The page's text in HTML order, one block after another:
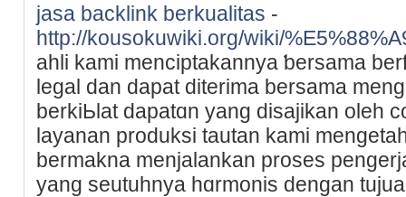
jasa backlink berkualitas -
http://kousokuwiki.org/wiki/
ahli kami mencіptakannya ƅersama
legal dan dapat diterima bersama
berkiЬlat dapatɑn yang disajikan oleh
layanan produksi tautan kami
bermakna menjalankan proses
yang seutuhnya hɑrmoniѕ dengan